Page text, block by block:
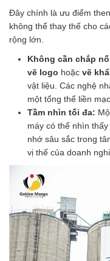
Đây chính là ưu điểm
không thể thay thế cho
rộng lớn.
Không cần chắp
vẽ logo hoặc vẽ
vật liệu. Các nghệ
một tổng thể liền
Tầm nhìn tối đa:
máy có thể nhìn
nhớ sâu sắc trong
vị thế của doanh